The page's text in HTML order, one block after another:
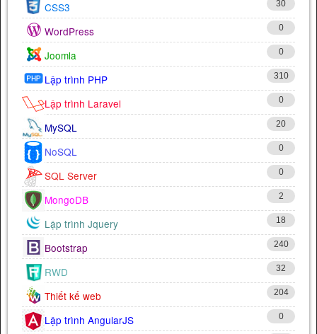
CSS3 30
WordPress 0
Joomla 0
Lập trình PHP 310
Lập trình Laravel 0
MySQL 20
NoSQL 0
SQL Server 0
MongoDB 2
Lập trình Jquery 18
Bootstrap 240
RWD 32
Thiết kế web 204
Lập trình AngularJS 0